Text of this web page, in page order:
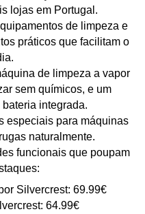
lojas em Portugal.
de limpeza e
práticos que facilitam o
de limpeza a vapor
sem químicos, e um
integrada.
especiais para máquinas
naturalmente.
funcionais que poupam
Silvercrest: 69.99€
64.99€